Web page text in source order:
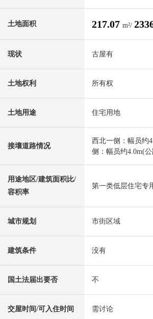
土地面积 217.07 m²/
现状 古屋有
土地权利 所有权
土地用途 住宅用地
接壤道路情况
西北一侧：幅员约
侧：幅员约4.0m(
用途地区/建筑面积比/
容积率
第一类低层住宅专
城市规划 市街区域
建筑条件 没有
国土法届出要否 不
交屋时间/可入住时间 需讨论